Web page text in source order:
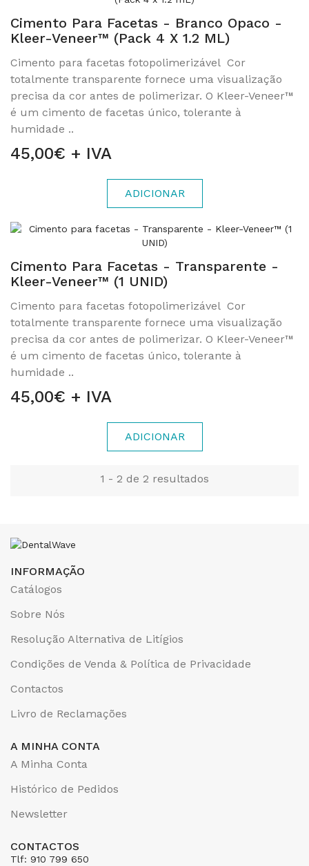
Cimento Para Facetas - Branco Opaco -
Kleer-Veneer™ (Pack 4 X 1.2 ML)
Cimento para facetas fotopolimerizável Cor
totalmente transparente fornece uma visualização
precisa da cor antes de polimerizar. O Kleer-Veneer™
é um cimento de facetas único, tolerante à
humidade ..
45,00€ + IVA
ADICIONAR
Cimento Para Facetas - Transparente -
Kleer-Veneer™ (1 UNID)
Cimento para facetas fotopolimerizável Cor
totalmente transparente fornece uma visualização
precisa da cor antes de polimerizar. O Kleer-Veneer™
é um cimento de facetas único, tolerante à
humidade ..
45,00€ + IVA
ADICIONAR
1 - 2 de 2 resultados
INFORMAÇÃO
Catálogos
Sobre Nós
Resolução Alternativa de Litígios
Condições de Venda & Política de Privacidade
Contactos
Livro de Reclamações
A MINHA CONTA
A Minha Conta
Histórico de Pedidos
Newsletter
CONTACTOS
Tlf: 910 799 650